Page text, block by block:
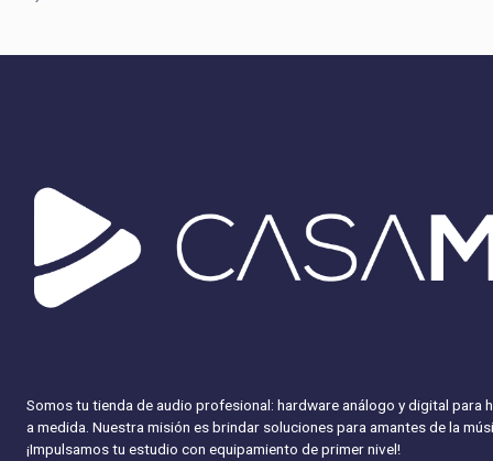
Somos tu tienda de audio profesional: hardware análogo y digital para
a medida. Nuestra misión es brindar soluciones para amantes de la
¡Impulsamos tu estudio con equipamiento de primer nivel!